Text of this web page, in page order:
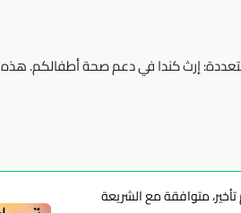
متعددة: إرث كندا في دعم صحة أطفالكم. هذه
متوافقة مع الشريعة